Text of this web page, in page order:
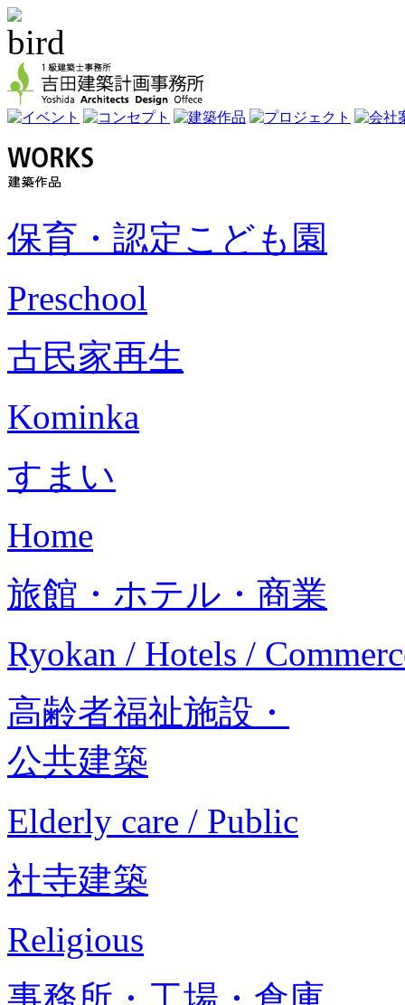
保育・認定こども園
Preschool
古民家再生
Kominka
すまい
Home
旅館・ホテル・商業
Ryokan / Hotels /
高齢者福祉施設・
公共建築
Elderly care / Public
社寺建築
Religious